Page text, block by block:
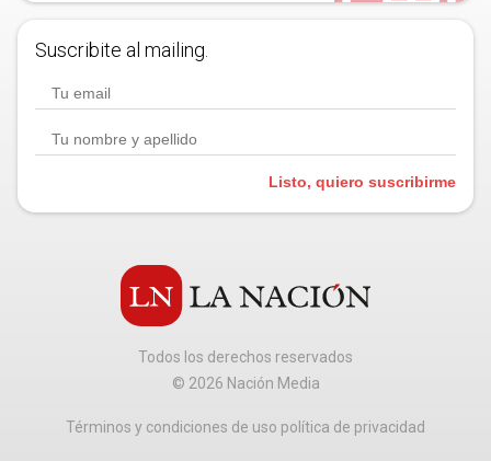
Suscribite al mailing.
Listo, quiero suscribirme
Todos los derechos reservados
© 2026 Nación Media
Términos y condiciones de uso política de privacidad